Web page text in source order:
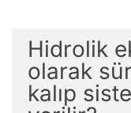
Hidrolik
olarak
kalıp